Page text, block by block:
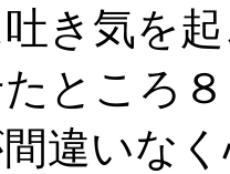
き気を
ところ
違いな